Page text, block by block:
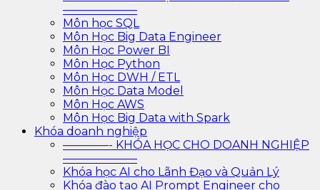
——————–
Môn học SQL
Môn Học Big Data Engineer
Môn Học Power BI
Môn Học Python
Môn Học DWH / ETL
Môn Học Data Model
Môn Học AWS
Môn Học Big Data with Spark
Khóa doanh nghiệp
————- KHÓA HỌC CHO DOANH NGHIỆP
——————–
Khóa học AI cho Lãnh Đạo và Quản Lý
Khóa đào tạo AI Prompt Engineer cho